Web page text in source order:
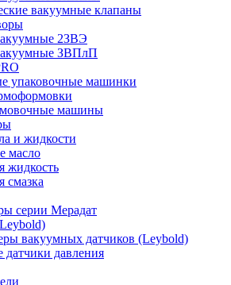
вакуумные клапаны
2ЗВЭ
ЗВПлП
упаковочные машинки
машины
и жидкости
масло
жидкость
смазка
серии Мерадат
вакуумных датчиков (Leybold)
давления